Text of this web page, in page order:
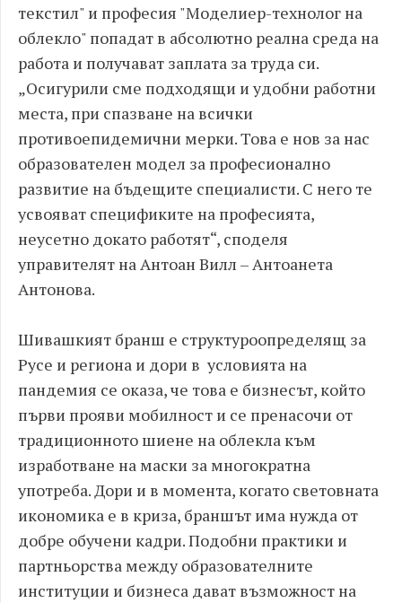
текстил" и професия "Моделиер-технолог на
облекло" попадат в абсолютно реална среда на
работа и получават заплата за труда си.
„Осигурили сме подходящи и удобни работни
места, при спазване на всички
противоепидемични мерки. Това е нов за нас
образователен модел за професионално
развитие на бъдещите специалисти. С него те
усвояват спецификите на професията,
неусетно докато работят“, споделя
управителят на Антоан Вилл – Антоанета
Антонова.
Шивашкият бранш е структуроопределящ за
Русе и региона и дори в условията на
пандемия се оказа, че това е бизнесът, който
първи прояви мобилност и се пренасочи от
традиционното шиене на облекла към
изработване на маски за многократна
употреба. Дори и в момента, когато световната
икономика е в криза, браншът има нужда от
добре обучени кадри. Подобни практики и
партньорства между образователните
институции и бизнеса дават възможност на